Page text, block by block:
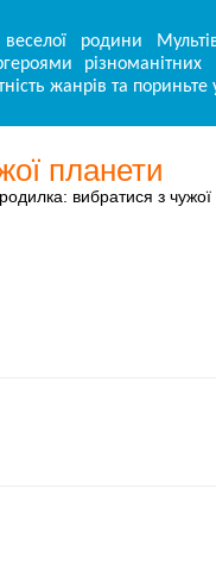
родини
різноманітних
жанрів та
планети
вибратися з